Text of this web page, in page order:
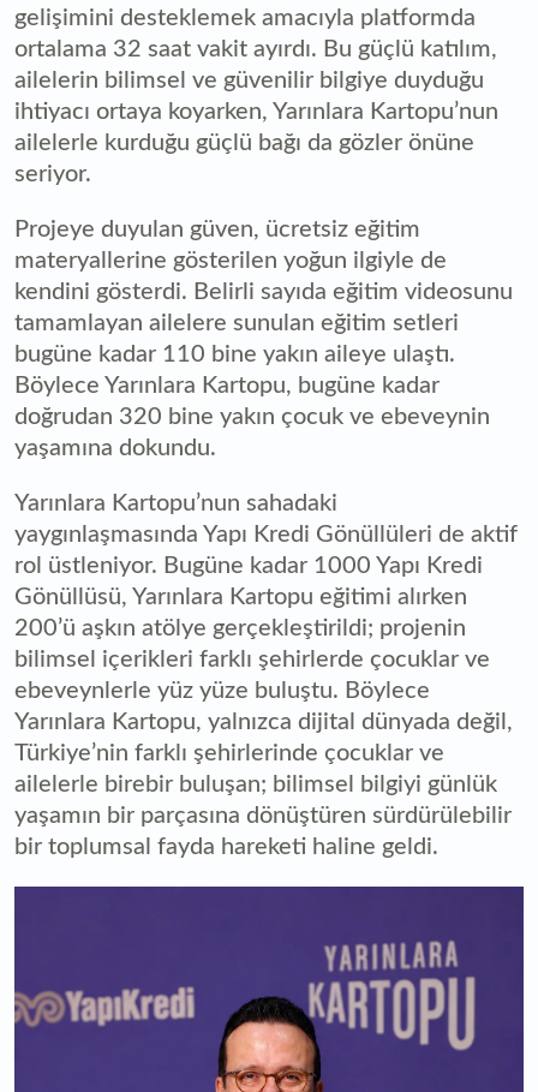
gelişimini desteklemek amacıyla platformda
ortalama 32 saat vakit ayırdı. Bu güçlü katılım,
ailelerin bilimsel ve güvenilir bilgiye duyduğu
ihtiyacı ortaya koyarken, Yarınlara Kartopu’nun
ailelerle kurduğu güçlü bağı da gözler önüne
seriyor.
Projeye duyulan güven, ücretsiz eğitim
materyallerine gösterilen yoğun ilgiyle de
kendini gösterdi. Belirli sayıda eğitim videosunu
tamamlayan ailelere sunulan eğitim setleri
bugüne kadar 110 bine yakın aileye ulaştı.
Böylece Yarınlara Kartopu, bugüne kadar
doğrudan 320 bine yakın çocuk ve ebeveynin
yaşamına dokundu.
Yarınlara Kartopu’nun sahadaki
yaygınlaşmasında Yapı Kredi Gönüllüleri de aktif
rol üstleniyor. Bugüne kadar 1000 Yapı Kredi
Gönüllüsü, Yarınlara Kartopu eğitimi alırken
200’ü aşkın atölye gerçekleştirildi; projenin
bilimsel içerikleri farklı şehirlerde çocuklar ve
ebeveynlerle yüz yüze buluştu. Böylece
Yarınlara Kartopu, yalnızca dijital dünyada değil,
Türkiye’nin farklı şehirlerinde çocuklar ve
ailelerle birebir buluşan; bilimsel bilgiyi günlük
yaşamın bir parçasına dönüştüren sürdürülebilir
bir toplumsal fayda hareketi haline geldi.